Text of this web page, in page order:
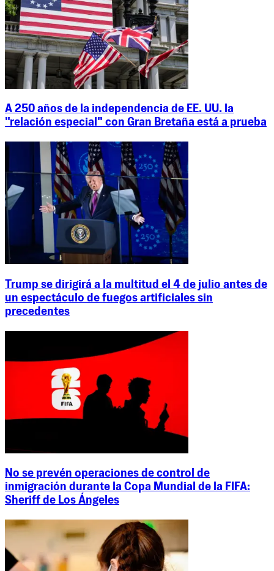
A 250 años de la independencia de EE. UU. la
"relación especial" con Gran Bretaña está a prueba
Trump se dirigirá a la multitud el 4 de julio antes de
un espectáculo de fuegos artificiales sin
precedentes
No se prevén operaciones de control de
inmigración durante la Copa Mundial de la FIFA:
Sheriff de Los Ángeles